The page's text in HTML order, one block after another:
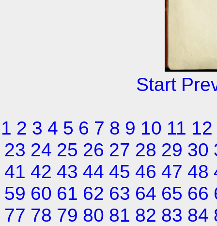
Start
1 2 3 4 5 6 7 8 9 10 11 12
23 24 25 26 27 28 29 30
41 42 43 44 45 46 47 48
59 60 61 62 63 64 65 66
77 78 79 80 81 82 83 84